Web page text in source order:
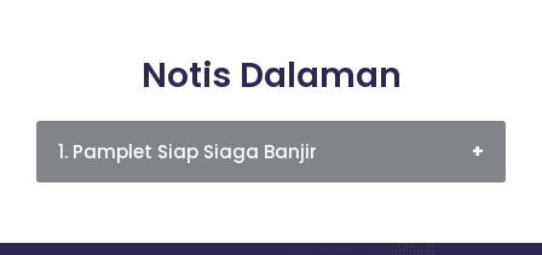
Notis Dalaman
1. Pamplet Siap Siaga Banjir